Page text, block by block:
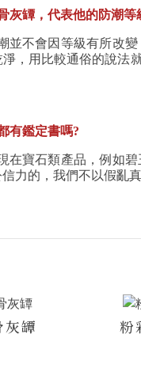
灰罈，代表他的防潮等
並不會因等級有所改
，用比較通俗的說法
有鑑定書嗎?
在寶石類產品，例如
力的，我們不以假亂
罈 粉